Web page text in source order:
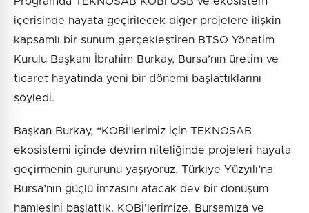
içerisinde hayata geçirilecek diğer projelere ilişkin
kapsamlı bir sunum gerçekleştiren BTSO Yönetim
Kurulu Başkanı İbrahim Burkay, Bursa’nın üretim ve
ticaret hayatında yeni bir dönemi başlattıklarını
söyledi.
Başkan Burkay, “KOBİ’lerimiz için TEKNOSAB
ekosistemi içinde devrim niteliğinde projeleri hayata
geçirmenin gururunu yaşıyoruz. Türkiye Yüzyılı’na
Bursa’nın güçlü imzasını atacak dev bir dönüşüm
hamlesini başlattık. KOBİ'lerimize, Bursamıza ve